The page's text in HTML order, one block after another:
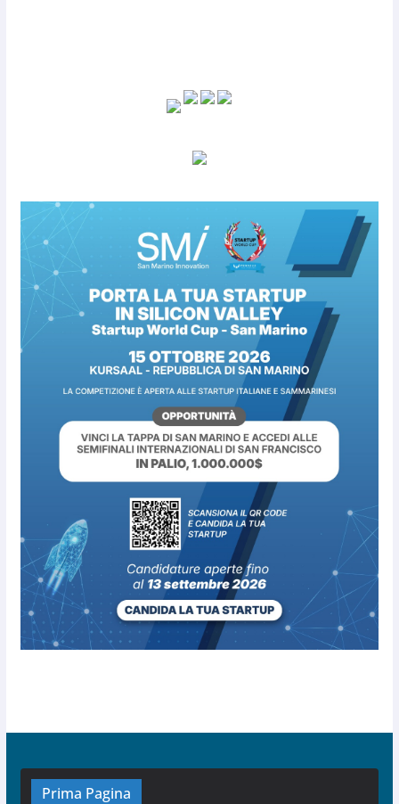
Prima Pagina